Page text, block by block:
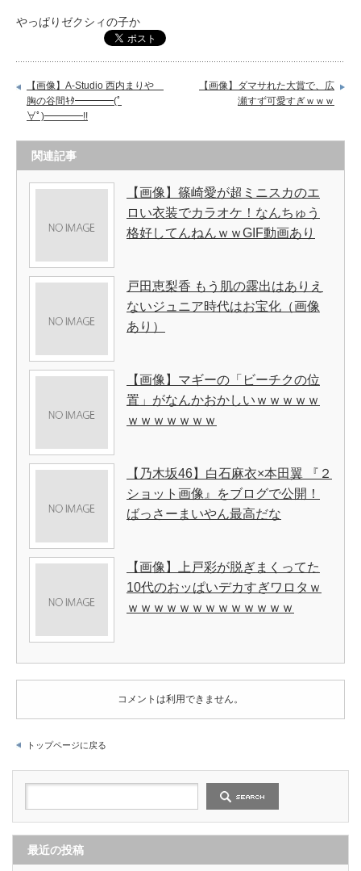
やっぱりゼクシィの子か
【画像】A-Studio 西内まりや
胸の谷間ｷﾀ━━━━(ﾟ
∀ﾟ)━━━━!!
【画像】ダマサれた大賞で、広
瀬すず可愛すぎｗｗｗ
関連記事
【画像】篠崎愛が超ミニスカのエ
ロい衣装でカラオケ！なんちゅう
格好してんねんｗｗGIF動画あり
戸田恵梨香 もう肌の露出はありえ
ないジュニア時代はお宝化（画像
あり）
【画像】マギーの「ビーチクの位
置」がなんかおかしいｗｗｗｗｗ
ｗｗｗｗｗｗｗ
【乃木坂46】白石麻衣×本田翼 『２
ショット画像』をブログで公開！
ばっさーまいやん最高だな
【画像】上戸彩が脱ぎまくってた
10代のおッぱいデカすぎワロタｗ
ｗｗｗｗｗｗｗｗｗｗｗｗｗ
コメントは利用できません。
トップページに戻る
最近の投稿